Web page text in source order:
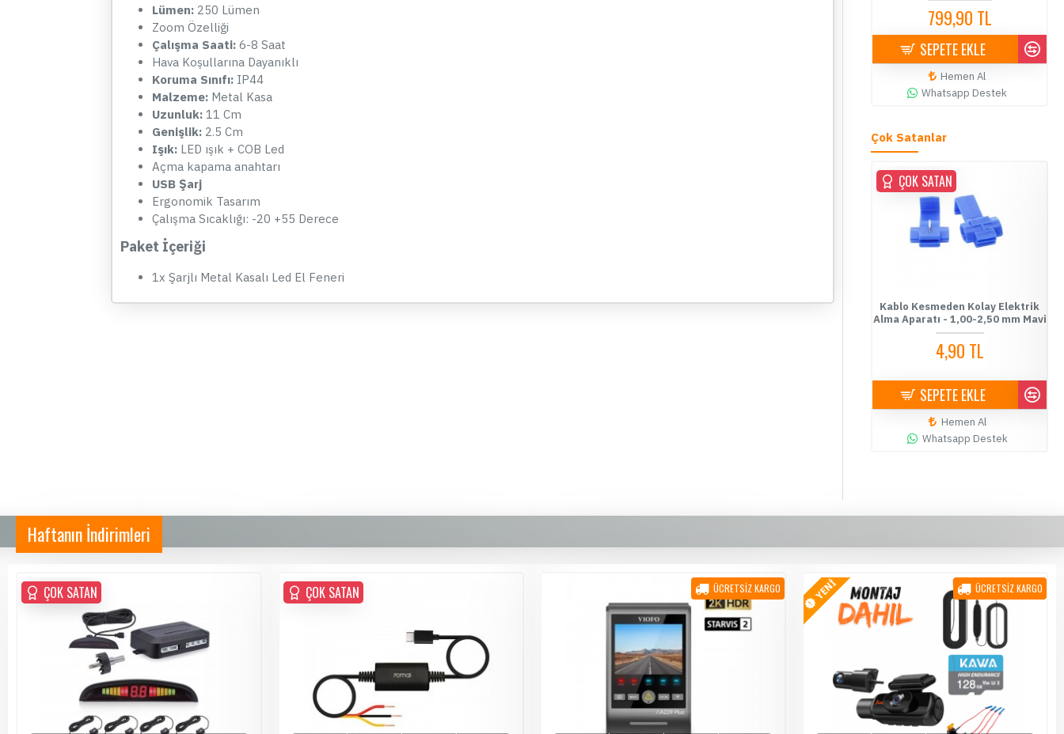
Lümen: 250 Lümen
Zoom Özelliği
Çalışma Saati: 6-8 Saat
Hava Koşullarına Dayanıklı
Koruma Sınıfı: IP44
Malzeme: Metal Kasa
Uzunluk: 11 Cm
Genişlik: 2.5 Cm
Işık: LED ışık + COB Led
Açma kapama anahtarı
USB Şarj
Ergonomik Tasarım
Çalışma Sıcaklığı: -20 +55 Derece
Paket İçeriği
1x Şarjlı Metal Kasalı Led El Feneri
799,90 TL
SEPETE EKLE
Hemen Al
Whatsapp Destek
Çok Satanlar
70mai Pro Plus A500S / A510 /
Kablo Kesmeden Kolay Elektrik
ÇOK SATAN
Kablo Kesmeden Kolay Elektrik
Alma Aparatı - 1,00-2,50 mm Mavi
4,90 TL
SEPETE EKLE
Hemen Al
Whatsapp Destek
Haftanın İndirimleri
ÇOK SATAN
ÇOK SATAN ÇOK SATAN ÜCRETSİZ KARGO YENİ ÜCRETSİZ KARGO